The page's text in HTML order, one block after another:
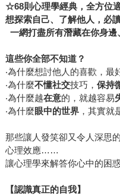
☆68則心理學經典，全方位
想探索自己、了解他人，必
一網打盡所有潛藏在你身邊
這些你全部不知道？
‧為什麼想討他人的喜歡，最
‧為什麼不懂社交技巧， 保持
‧為什麼越在意的，就越容易
‧為什麼眼中的世界，其實就
那些讓人發笑卻又令人深思
心理效應……
讓心理學來解答你心中的困
【認識真正的自我】